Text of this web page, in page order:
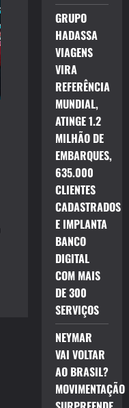
GRUPO
HADASSA
VIAGENS
VIRA
REFERÊNCIA
MUNDIAL,
ATINGE 1.2
MILHÃO DE
EMBARQUES,
635.000
CLIENTES
CADASTRADOS
E IMPLANTA
BANCO
DIGITAL
COM MAIS
DE 300
SERVIÇOS
NEYMAR
VAI VOLTAR
AO BRASIL?
MOVIMENTAÇÃO